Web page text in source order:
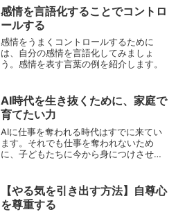
感情を言語化することでコントロ
ールする
感情をうまくコントロールするために
は、自分の感情を言語化してみましょ
う。感情を表す言葉の例を紹介します。
AI時代を生き抜くために、家庭で
育てたい力
AIに仕事を奪われる時代はすでに来てい
ます。それでも仕事を奪われないため
に、子どもたちに今から身につけさせた
【やる気を引き出す方法】自尊心
を尊重する